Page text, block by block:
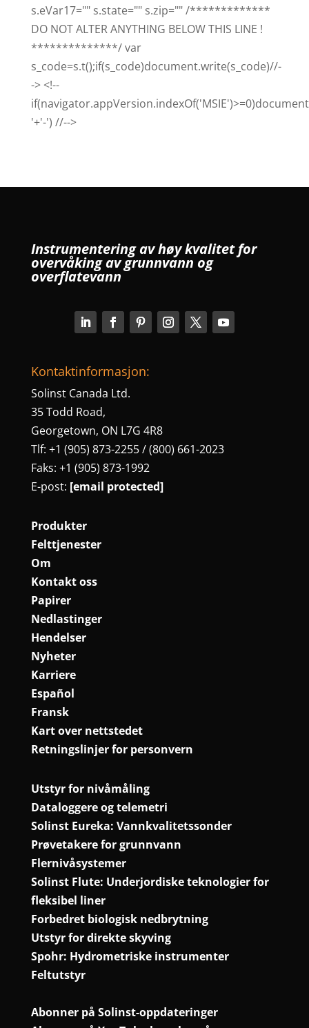
s.eVar17="" s.state="" s.zip="" /*************
DO NOT ALTER ANYTHING BELOW THIS LINE !
**************/ var
s_code=s.t();if(s_code)document.write(s_code)//-
-> <!--
'+'-') //-->
Instrumentering av høy kvalitet for
overvåking av grunnvann og
overflatevann
Kontaktinformasjon:
Solinst Canada Ltd.
35 Todd Road,
Georgetown, ON L7G 4R8
Tlf: +1 (905) 873-2255 / (800) 661-2023
Faks: +1 (905) 873-1992
E-post: [email protected]
Produkter
Felttjenester
Om
Kontakt oss
Papirer
Nedlastinger
Hendelser
Nyheter
Karriere
Español
Fransk
Kart over nettstedet
Retningslinjer for personvern
Utstyr for nivåmåling
Dataloggere og telemetri
Solinst Eureka: Vannkvalitetssonder
Prøvetakere for grunnvann
Flernivåsystemer
Solinst Flute: Underjordiske teknologier for
fleksibel liner
Forbedret biologisk nedbrytning
Utstyr for direkte skyving
Spohr: Hydrometriske instrumenter
Feltutstyr
Abonner på Solinst-oppdateringer